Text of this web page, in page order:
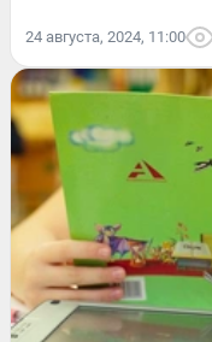
24 августа, 2024, 11:00